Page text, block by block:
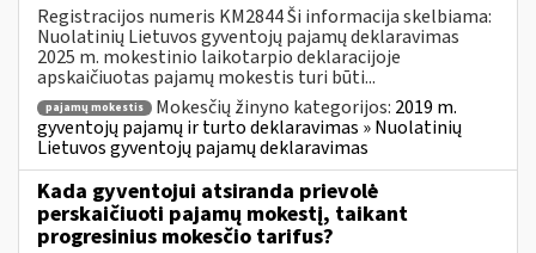
Registracijos numeris KM2844 Ši informacija skelbiama:
Nuolatinių Lietuvos gyventojų pajamų deklaravimas
2025 m. mokestinio laikotarpio deklaracijoje
apskaičiuotas pajamų mokestis turi būti...
pajamų mokestis Mokesčių žinyno kategorijos: 2019 m.
gyventojų pajamų ir turto deklaravimas » Nuolatinių
Lietuvos gyventojų pajamų deklaravimas
Kada gyventojui atsiranda prievolė
perskaičiuoti pajamų mokestį, taikant
progresinius mokesčio tarifus?